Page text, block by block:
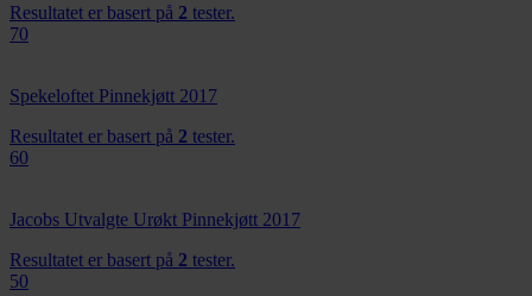
Resultatet er basert på 2 tester.
70
Spekeloftet Pinnekjøtt 2017
Resultatet er basert på 2 tester.
60
Jacobs Utvalgte Urøkt Pinnekjøtt 2017
Resultatet er basert på 2 tester.
50